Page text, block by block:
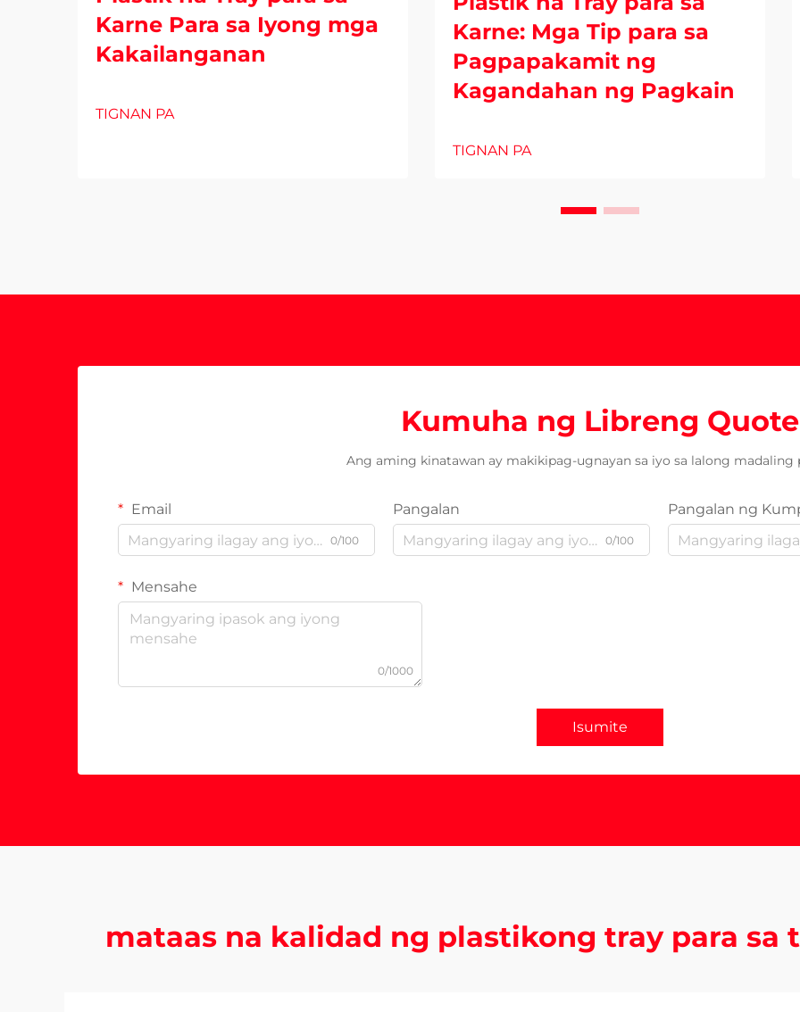
Karne Para sa Iyong mga
Kakailanganan
TIGNAN PA
Karne: Mga Tip para sa
Pagpapakamit ng
Kagandahan ng Pagkain
TIGNAN PA
Kumuha ng Libreng Quote
Ang aming kinatawan ay makikipag-ugnayan sa iyo sa lalong madaling
Email
0/100
Pangalan
0/100
Pangalan ng
Mensahe
0/1000
Isumite
mataas na kalidad ng plastikong tray para